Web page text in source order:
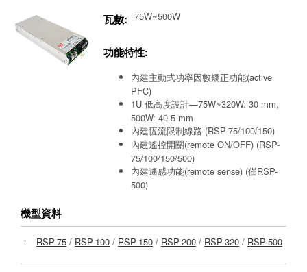
瓦數: 75W~500W
功能特性:
內建主動式功率因數矯正功能(active
PFC)
1U 低高度設計—75W~320W: 30 mm,
500W: 40.5 mm
內建恆流限制線路 (RSP-75/100/150)
內建遙控開關(remote ON/OFF) (RSP-
75/100/150/500)
內建遙感功能(remote sense) (僅RSP-
500)
機型資料
： RSP-75 / RSP-100 / RSP-150 / RSP-200 / RSP-320 / RSP-500